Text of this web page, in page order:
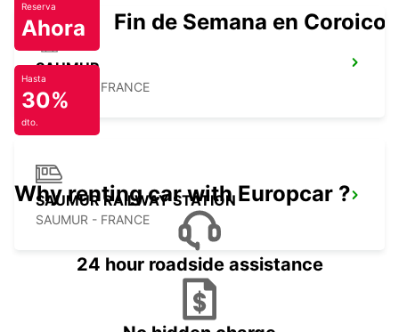
SAUMUR
SAUMUR - FRANCE
SAUMUR RAILWAY STATION
SAUMUR - FRANCE
Reserva
Ahora Fin de Semana en Coroico.
Hasta
30%
dto.
Why renting car with Europcar ?
24 hour roadside assistance